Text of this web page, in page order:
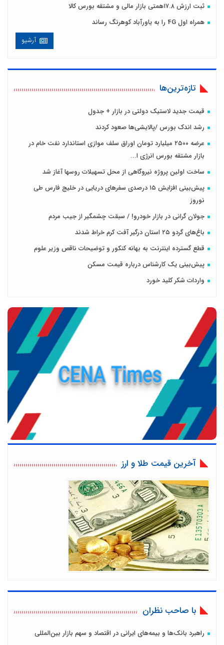
ثبت ارزش ۱۷.۸همتی بازار مالی و مشتقه بورس کالا
همراه اول 4G را به یاورآباد کوهرنگ رساند
آرشیو
تازه‌ترین‌ها
قیمت جدید لاستیک دولتی در بازار + جدول
رشد اندک بورس /پالایشی‌ها صعود کردند
عرضه ۲۵۰۰ میلیارد تومان اوراق سلف موازی استاندارد نفت خام در
بازار مشتقه بورس انرژی ا...
ساخت اولین پروژه نیروگاهی از محل تسهیلات روسها آغاز شد
پیش‌بینی افزایش ۱۵ درصدی سفر‌های دریایی در خلیج فارس طی
نوروز
جولان گرانی در بازار خودرو! / سبقت چشمگیر از جیب مردم
باغ‌های گردو ۲۵ استان درگیر آفت کرم خراط شدند
قطع گسترده اینترنت به بهانه کنکور و توضیحات ناقص وزیر علوم
پیش‌بینی یک کارشناس درباره قیمت مسکن
واردات شکر کلید خورد
آخرین قیمت طلا و ارز
با صاحب نظران
راهبرد بانک‌ها و بیمه‌های ایرانی در اقتصاد و سهم بازار بین‌المللی